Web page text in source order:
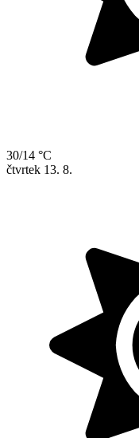
30/14 °C
čtvrtek 13. 8.